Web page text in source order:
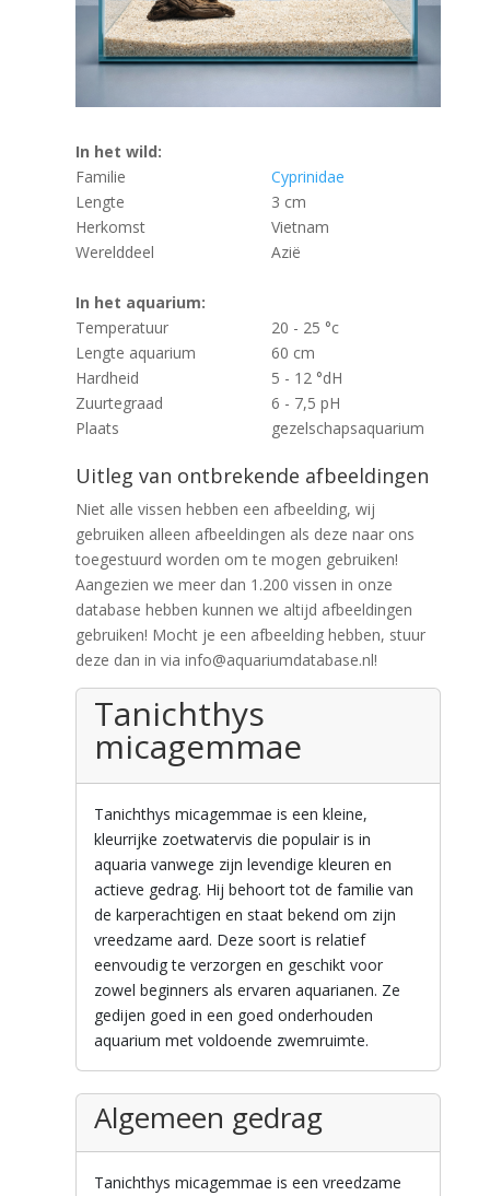
In het wild:
Familie
Cyprinidae
Lengte
3 cm
Herkomst
Vietnam
Werelddeel
Azië
In het aquarium:
Temperatuur
20 - 25 °c
Lengte aquarium
60 cm
Hardheid
5 - 12 °dH
Zuurtegraad
6 - 7,5 pH
Plaats
gezelschapsaquarium
Uitleg van ontbrekende afbeeldingen
Niet alle vissen hebben een afbeelding, wij
gebruiken alleen afbeeldingen als deze naar ons
toegestuurd worden om te mogen gebruiken!
Aangezien we meer dan 1.200 vissen in onze
database hebben kunnen we altijd afbeeldingen
gebruiken! Mocht je een afbeelding hebben, stuur
deze dan in via info@aquariumdatabase.nl!
Tanichthys
micagemmae
Tanichthys micagemmae is een kleine,
kleurrijke zoetwatervis die populair is in
aquaria vanwege zijn levendige kleuren en
actieve gedrag. Hij behoort tot de familie van
de karperachtigen en staat bekend om zijn
vreedzame aard. Deze soort is relatief
eenvoudig te verzorgen en geschikt voor
zowel beginners als ervaren aquarianen. Ze
gedijen goed in een goed onderhouden
aquarium met voldoende zwemruimte.
Algemeen gedrag
Tanichthys micagemmae is een vreedzame